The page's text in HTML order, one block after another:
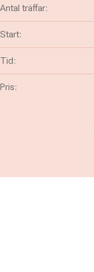
Antal träffar:
Start:
Tid:
Pris: